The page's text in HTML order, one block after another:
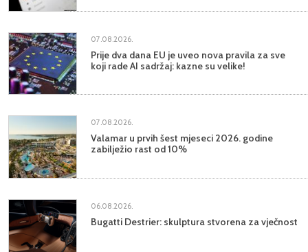
07.08.2026.
Prije dva dana EU je uveo nova pravila za sve
koji rade AI sadržaj: kazne su velike!
07.08.2026.
Valamar u prvih šest mjeseci 2026. godine
zabilježio rast od 10%
06.08.2026.
Bugatti Destrier: skulptura stvorena za vječnost